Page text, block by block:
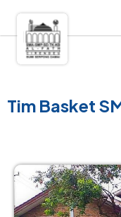
Tim Basket